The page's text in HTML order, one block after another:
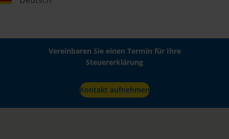
Vereinbaren Sie einen Termin für Ihre
Steuererklärung
Kontakt aufnehmen